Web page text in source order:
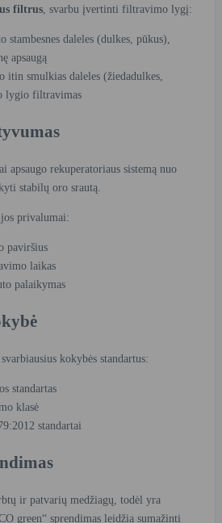
filtrus , svarbu įvertinti filtravimo lygį:
stambesnes daleles (dulkes, pūkus),
apsaugą
itin smulkias daleles (žiedadulkes,
lygio filtravimas
apsaugo rekuperatoriaus sistemą nuo
stabilų oro srautą.
privalumai:
paviršius
laikas
palaikymas
kokybės standartus:
standartas
klasė
standartai
ir patvarių medžiagų, todėl yra
green“ sprendimas leidžia sumažinti